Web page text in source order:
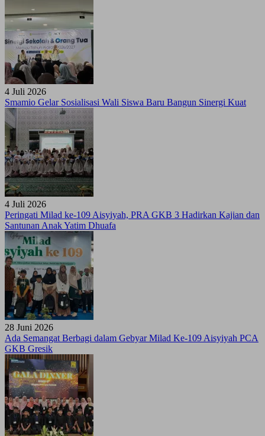
4 Juli 2026
Smamio Gelar Sosialisasi Wali Siswa Baru Bangun Sinergi Kuat
4 Juli 2026
Peringati Milad ke-109 Aisyiyah, PRA GKB 3 Hadirkan Kajian dan
Santunan Anak Yatim Dhuafa
28 Juni 2026
Ada Semangat Berbagi dalam Gebyar Milad Ke-109 Aisyiyah PCA
GKB Gresik